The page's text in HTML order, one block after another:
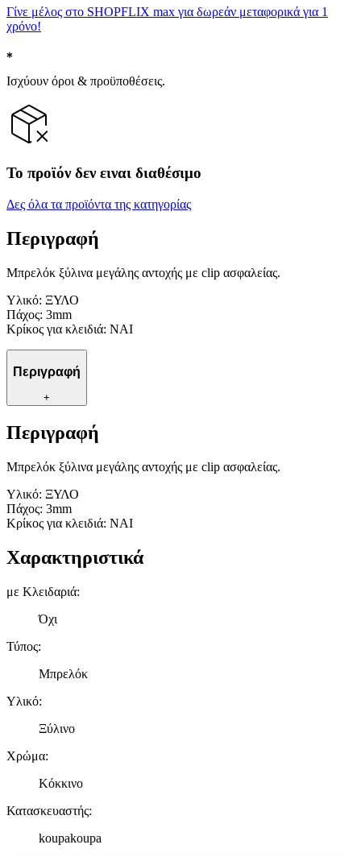
Γίνε μέλος στο SHOPFLIX max για δωρεάν μεταφορικά για 1
χρόνο!
Ισχύουν όροι & προϋποθέσεις.
Το προϊόν δεν ειναι διαθέσιμο
Δες όλα τα προϊόντα της κατηγορίας
Περιγραφή
Μπρελόκ ξύλινα μεγάλης αντοχής με clip ασφαλείας.
Υλικό: ΞΥΛΟ
Πάχος: 3mm
Κρίκος για κλειδιά: ΝΑΙ
Περιγραφή
+
Περιγραφή
Μπρελόκ ξύλινα μεγάλης αντοχής με clip ασφαλείας.
Υλικό: ΞΥΛΟ
Πάχος: 3mm
Κρίκος για κλειδιά: ΝΑΙ
Χαρακτηριστικά
με Κλειδαριά:
Όχι
Τύπος:
Μπρελόκ
Υλικό:
Ξύλινο
Χρώμα:
Κόκκινο
Κατασκευαστής:
koupakoupa